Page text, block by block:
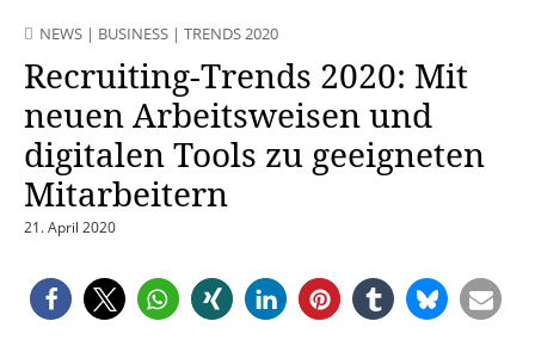
NEWS | BUSINESS | TRENDS 2020
Recruiting-Trends 2020: Mit
neuen Arbeitsweisen und
digitalen Tools zu geeigneten
Mitarbeitern
21. April 2020